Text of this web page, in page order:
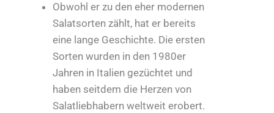
Obwohl er zu den eher modernen
Salatsorten zählt, hat er bereits
eine lange Geschichte. Die ersten
Sorten wurden in den 1980er
Jahren in Italien gezüchtet und
haben seitdem die Herzen von
Salatliebhabern weltweit erobert.